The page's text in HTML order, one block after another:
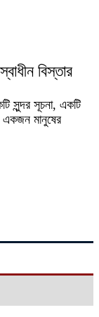
বিস্তার
সুন্দর সূচনা, একটি
একজন মানুষের